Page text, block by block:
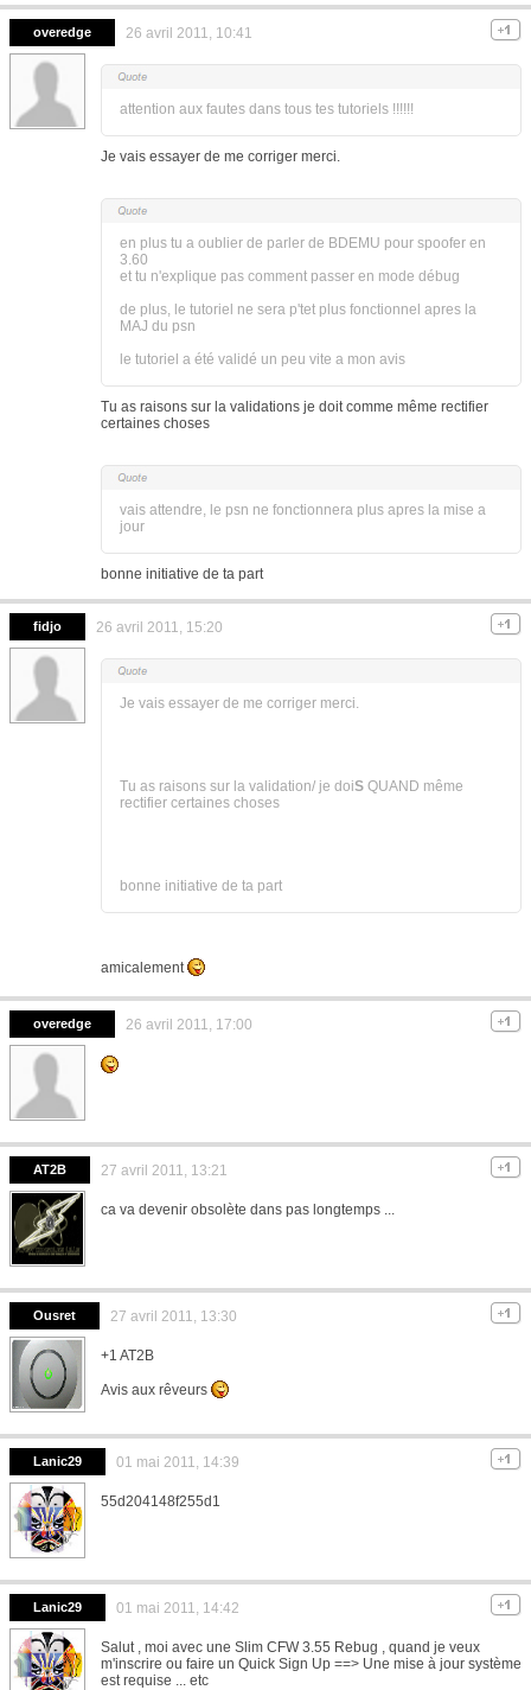
overedge 26 avril 2011, 10:41
attention aux fautes dans tous tes tutoriels !!!!!!
Je vais essayer de me corriger merci.
en plus tu a oublier de parler de BDEMU pour spoofer en
3.60
et tu n'explique pas comment passer en mode débug
de plus, le tutoriel ne sera p'tet plus fonctionnel apres la
MAJ du psn
le tutoriel a été validé un peu vite a mon avis
Tu as raisons sur la validations je doit comme même rectifier
certaines choses
vais attendre, le psn ne fonctionnera plus apres la mise a
jour
bonne initiative de ta part
fidjo 26 avril 2011, 15:20
Je vais essayer de me corriger merci.
Tu as raisons sur la validation/ je doiS QUAND même
rectifier certaines choses
bonne initiative de ta part
amicalement
overedge 26 avril 2011, 17:00
AT2B 27 avril 2011, 13:21
ca va devenir obsolète dans pas longtemps ...
Ousret 27 avril 2011, 13:30
+1 AT2B
Avis aux rêveurs
Lanic29 01 mai 2011, 14:39
55d204148f255d1
Lanic29 01 mai 2011, 14:42
Salut , moi avec une Slim CFW 3.55 Rebug , quand je veux
m'inscrire ou faire un Quick Sign Up ==> Une mise à jour système
est requise ... etc